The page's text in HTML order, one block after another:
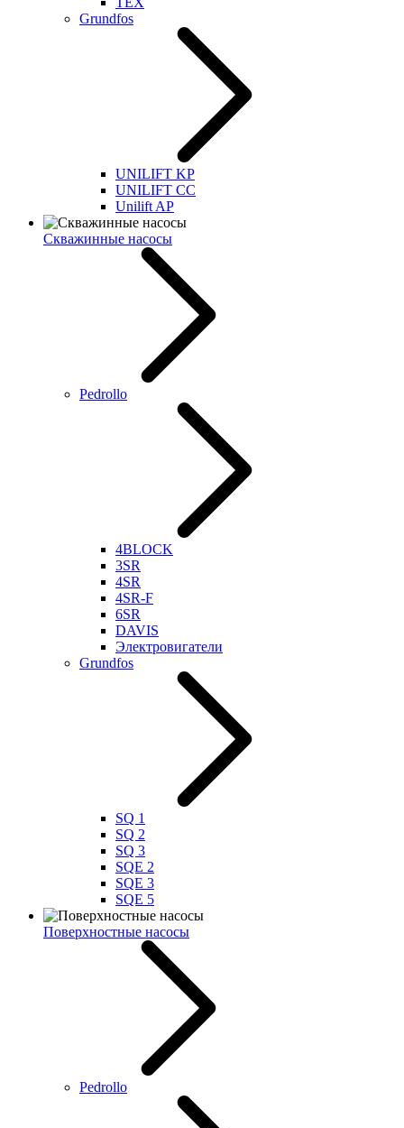
Grundfos
UNILIFT KP
UNILIFT CC
Unilift AP
Скважинные насосы
Pedrollo
4BLOCK
3SR
4SR
4SR-F
6SR
DAVIS
Электровигатели
Grundfos
SQ 1
SQ 2
SQ 3
SQE 2
SQE 3
SQE 5
Поверхностные насосы
Pedrollo